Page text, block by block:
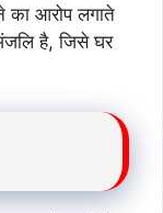
का आरोप लगाते
है, जिसे घर